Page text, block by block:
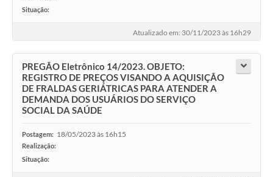
Situação:
Atualizado em: 30/11/2023 às 16h29
PREGÃO Eletrônico 14/2023. OBJETO:
REGISTRO DE PREÇOS VISANDO A AQUISIÇÃO
DE FRALDAS GERIÁTRICAS PARA ATENDER A
DEMANDA DOS USUÁRIOS DO SERVIÇO
SOCIAL DA SAÚDE
Postagem: 18/05/2023 às 16h15
Realização:
Situação: